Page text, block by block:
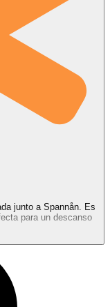
junto a Spannån. Es
para un descanso